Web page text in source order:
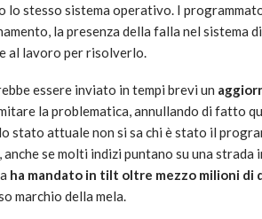
lo stesso sistema operativo. I
la presenza della falla nel sistema
al lavoro per risolverlo.
essere inviato in tempi brevi un
la problematica, annullando di fatto
stato attuale non si sa chi è stato il
se molti indizi puntano su una
ha mandato in tilt oltre mezzo milioni di
marchio della mela.